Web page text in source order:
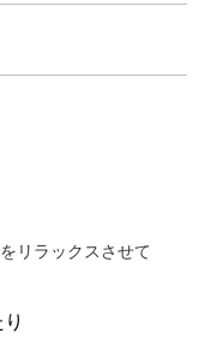
リラックスさせて